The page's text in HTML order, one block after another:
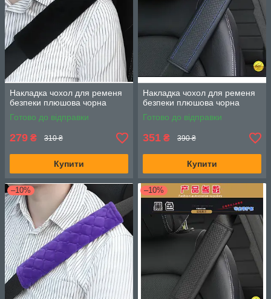
Накладка чохол для ременя
безпеки плюшова чорна
Готово до відправки
279 ₴ 310 ₴
Купити
Накладка чохол для ременя
безпеки плюшова чорна
Готово до відправки
351 ₴ 390 ₴
Купити
–10% –10%